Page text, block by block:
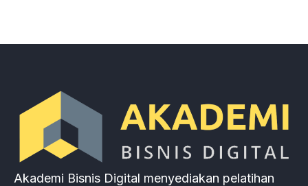
Akademi Bisnis Digital menyediakan pelatihan